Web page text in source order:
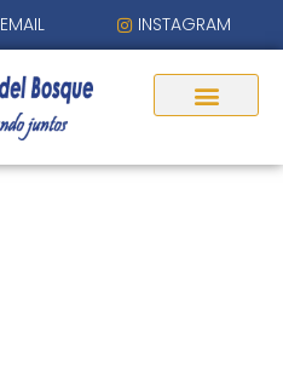
EMAIL INSTAGRAM